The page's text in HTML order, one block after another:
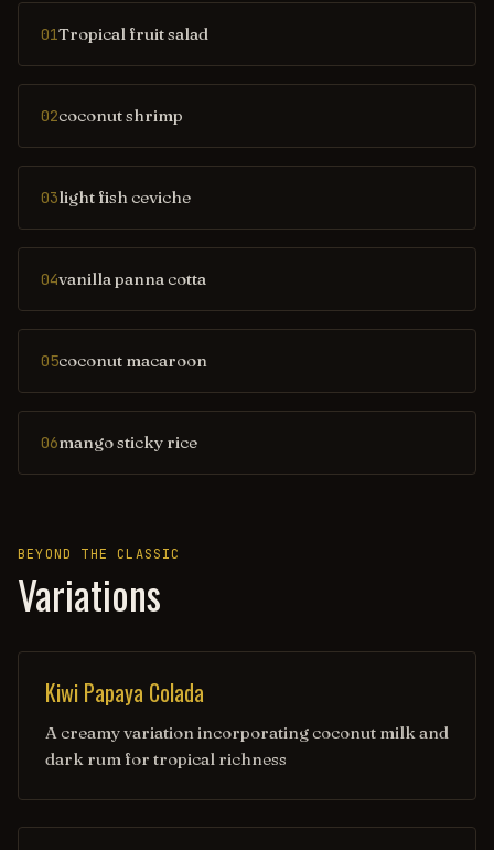
01Tropical fruit salad
02coconut shrimp
03light fish ceviche
04vanilla panna cotta
05coconut macaroon
06mango sticky rice
BEYOND THE CLASSIC
Variations
Kiwi Papaya Colada
A creamy variation incorporating coconut milk and
dark rum for tropical richness